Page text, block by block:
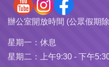
辦公室開放時間 (公眾假期
星期一： 休息
星期二：
上午9:30 - 下午